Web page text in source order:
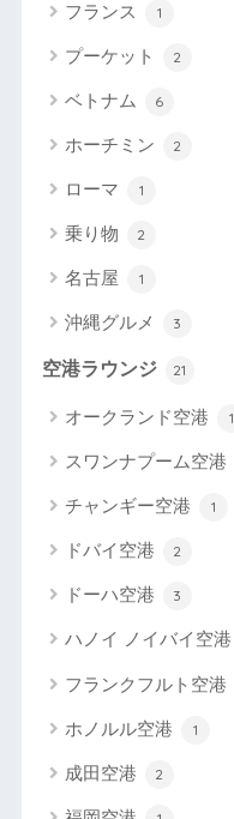
フランス 1
プーケット 2
ベトナム 6
ホーチミン 2
ローマ 1
乗り物 2
名古屋 1
沖縄グルメ 3
空港ラウンジ 21
オークランド空港 1
スワンナプーム空港
チャンギー空港 1
ドバイ空港 2
ドーハ空港 3
ハノイ ノイバイ空港
フランクフルト空港
ホノルル空港 1
成田空港 2